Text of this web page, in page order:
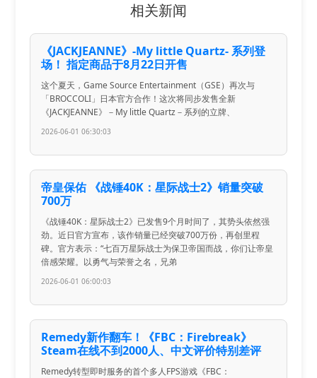
相关新闻
《JACKJEANNE》-My little Quartz- 系列登
场！ 指定商品于8月22日开售
这个夏天，Game Source Entertainment（GSE）再次与
「BROCCOLI」日本官方合作！这次将同步发售全新
《JACKJEANNE》－My little Quartz－系列的立牌、
2026-06-01 06:30:03
帝皇保佑 《战锤40K：星际战士2》销量突破
700万
《战锤40K：星际战士2》已发售9个月时间了，其势头依然强
劲。近日官方宣布，该作销量已经突破700万份，再创里程
碑。官方表示：“七百万星际战士为保卫帝国而战，你们让帝皇
倍感荣耀。以勇气与荣誉之名，兄弟
2026-06-01 06:00:03
Remedy新作翻车！《FBC：Firebreak》
Steam在线不到2000人、中文评价特别差评
Remedy转型即时服务的首个多人FPS游戏《FBC：